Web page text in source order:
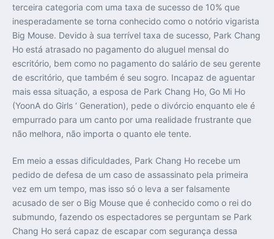
terceira categoria com uma taxa de sucesso de 10% que
inesperadamente se torna conhecido como o notório vigarista
Big Mouse. Devido à sua terrível taxa de sucesso, Park Chang
Ho está atrasado no pagamento do aluguel mensal do
escritório, bem como no pagamento do salário de seu gerente
de escritório, que também é seu sogro. Incapaz de aguentar
mais essa situação, a esposa de Park Chang Ho, Go Mi Ho
(YoonA do Girls ‘ Generation), pede o divórcio enquanto ele é
empurrado para um canto por uma realidade frustrante que
não melhora, não importa o quanto ele tente.
Em meio a essas dificuldades, Park Chang Ho recebe um
pedido de defesa de um caso de assassinato pela primeira
vez em um tempo, mas isso só o leva a ser falsamente
acusado de ser o Big Mouse que é conhecido como o rei do
submundo, fazendo os espectadores se perguntam se Park
Chang Ho será capaz de escapar com segurança dessa